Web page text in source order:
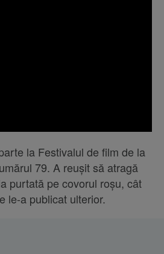
la Festivalul de film de la
79. A reușit să atragă
purtată pe covorul roșu, cât
le-a publicat ulterior.